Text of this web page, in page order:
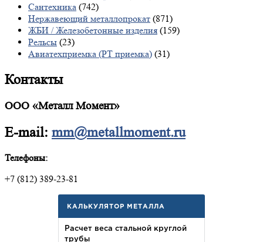
Сантехника (742)
Нержавеющий металлопрокат (871)
ЖБИ / Железобетонные изделия (159)
Рельсы (23)
Авиатехприемка (РТ приемка) (31)
Контакты
ООО «Металл Момент»
E-mail: mm@metallmoment.ru
Телефоны:
+7 (812) 389-23-81